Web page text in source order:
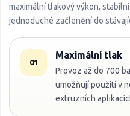
maximální tlakový výkon,
jednoduché začlenění do
01
Maximální tlak
Provoz až do 700
umožňují použití v
extruzních